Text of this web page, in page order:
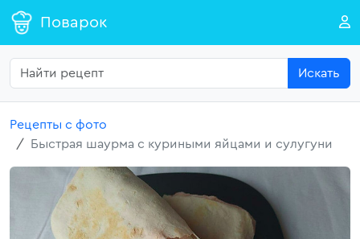
Поварок
Искать
Рецепты с фото
Быстрая шаурма с куриными яйцами и сулугуни